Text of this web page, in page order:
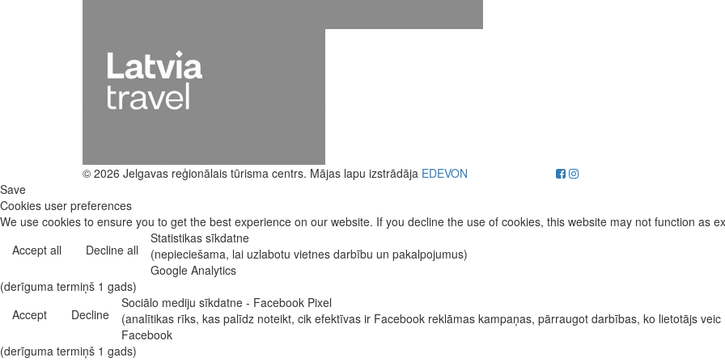
© 2026 Jelgavas reģionālais tūrisma centrs. Mājas lapu izstrādāja EDEVON
Save
Cookies user preferences
We use cookies to ensure you to get the best experience on our website. If you decline the use of cookies, this website may not function as
Accept all
Decline all
Statistikas sīkdatne
(nepieciešama, lai uzlabotu vietnes darbību un pakalpojumus)
Google Analytics
(derīguma termiņš 1 gads)
Accept
Decline
Sociālo mediju sīkdatne - Facebook Pixel
(analītikas rīks, kas palīdz noteikt, cik efektīvas ir Facebook reklāmas kampaņas, pārraugot darbības, ko lietotājs
Facebook
(derīguma termiņš 1 gads)